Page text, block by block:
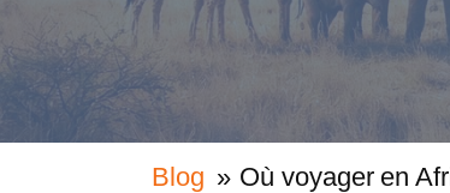
Blog » Où voyager en